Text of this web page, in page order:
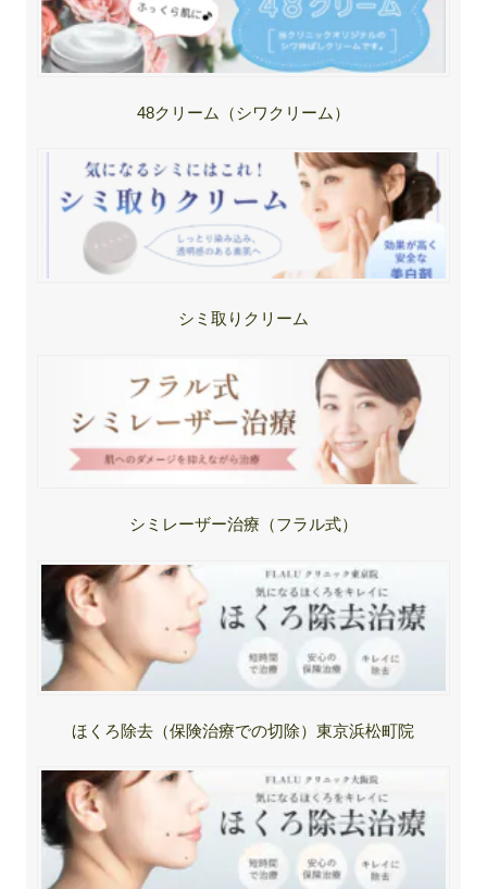
48クリーム（シワクリーム）
シミ取りクリーム
シミレーザー治療（フラル式）
ほくろ除去（保険治療での切除）東京浜松町院